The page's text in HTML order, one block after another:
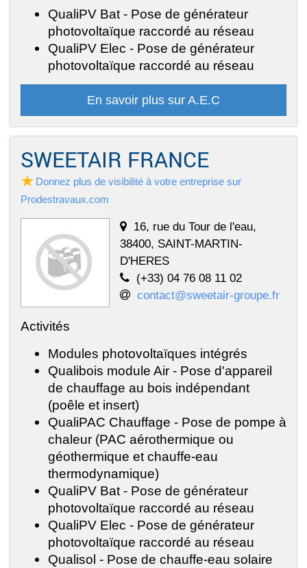
QualiPV Bat - Pose de générateur
photovoltaïque raccordé au réseau
QualiPV Elec - Pose de générateur
photovoltaïque raccordé au réseau
En savoir plus sur A.E.C
SWEETAIR FRANCE
Donnez plus de visibilité à votre entreprise sur
Prodestravaux.com
16, rue du Tour de l'eau,
38400, SAINT-MARTIN-
D'HERES
(+33) 04 76 08 11 02
contact@sweetair-groupe.fr
Activités
Modules photovoltaïques intégrés
Qualibois module Air - Pose d'appareil
de chauffage au bois indépendant
(poêle et insert)
QualiPAC Chauffage - Pose de pompe à
chaleur (PAC aérothermique ou
géothermique et chauffe-eau
thermodynamique)
QualiPV Bat - Pose de générateur
photovoltaïque raccordé au réseau
QualiPV Elec - Pose de générateur
photovoltaïque raccordé au réseau
Qualisol - Pose de chauffe-eau solaire